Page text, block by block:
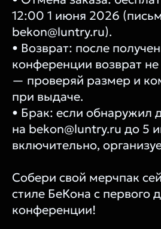
12:00 1 июня 2026
bekon@luntry.ru).
• Возврат: после
конференции возврат
— проверяй размер и
при выдаче.
• Брак: если
на bekon@luntry.ru до 5
включительно,
Собери свой мерчпак
стиле БеКона с первого
конференции!